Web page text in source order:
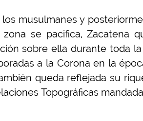
musulmanes y
se pacifica, Zacatena
sobre ella durante toda
a la Corona en la
queda reflejada su
Topográficas